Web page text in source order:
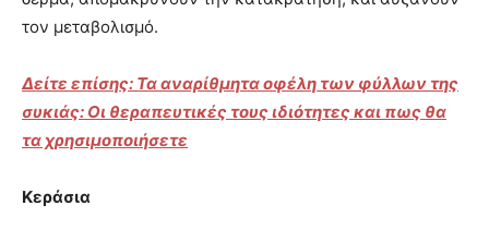
τον μεταβολισμό.
Δείτε επίσης: Τα αναρίθμητα οφέλη των φύλλων της
συκιάς: Οι θεραπευτικές τους ιδιότητες και πως θα
τα χρησιμοποιήσετε
Κεράσια